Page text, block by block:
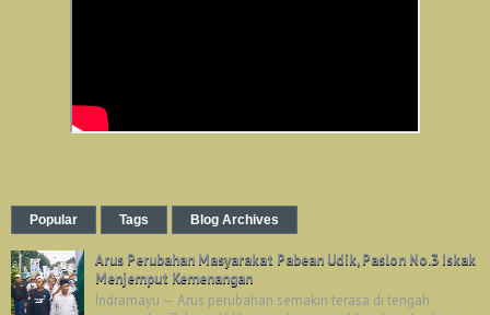
Popular Tags Blog Archives
Arus Perubahan Masyarakat Pabean Udik, Paslon No.3 Iskak
Menjemput Kemenangan
Indramayu — Arus perubahan semakin terasa di tengah